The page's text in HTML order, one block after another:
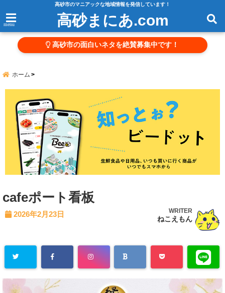
高砂市のマニアックな地域情報を発信しています！
menu 高砂まにあ.com
高砂市の面白いネタを絶賛募集中です！
ホーム
cafeポート看板
2026年2月23日 WRITER
ねこえもん